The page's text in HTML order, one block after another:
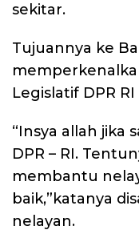
sekitar.
Tujuannya ke
Legislatif DPR RI
“Insya allah jika
DPR – RI.
membantu
baik,”katanya
nelayan.